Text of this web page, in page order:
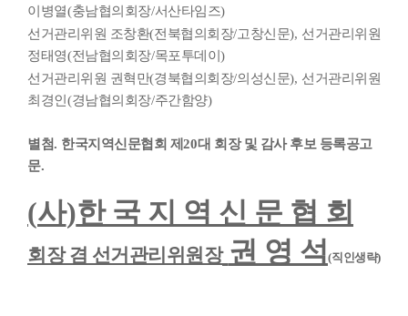
이병열(충남협의회장/서산타임즈)
선거관리위원 조창환(전북협의회장/고창신문), 선거관리위원
정태영(전남협의회장/목포투데이 )
선거관리위원 권혁만(경북협의회장/의성신문), 선거관리위원
최경인 (경남협의회장/주간함양)
별첨. 한국지역신문협회 제 20대 회장 및 감사 후보 등록공고
문.
(사)한 국 지 역 신 문 협 회
회장 겸 선거관리위원장 권 영 석 (직인생략)